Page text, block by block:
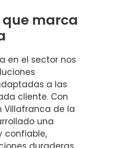
marca
en el sector nos
a las
cliente. Con
Villafranca de la
una
confiable,